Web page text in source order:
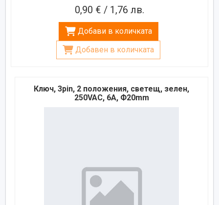
0,90 € / 1,76 лв.
Добави в количката
Добавен в количката
Ключ, 3pin, 2 положения, светещ, зелен,
250VAC, 6A, Ф20mm